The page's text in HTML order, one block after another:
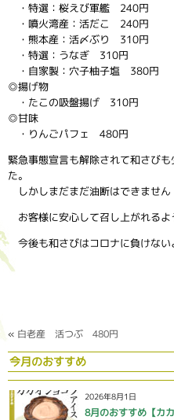
・特選：桜えび軍艦 240円
・噴火湾産：活だこ 240円
・熊本産：活〆ぶり 310円
・特選：うなぎ 310円
・自家製：穴子柚子塩 380円
◎揚げ物
・たこの吸盤揚げ 310円
◎甘味
・りんごパフェ 480円
緊急事態宣言も解除されて和さび
た。
しかしまだまだ油断はできません
お客様に安心して召し上がれるよ
今後も和さびはコロナに負けない
« 白老産 活つぶ 480円
今月のおすすめ
2026年8月1日
8月のおすすめ【カ